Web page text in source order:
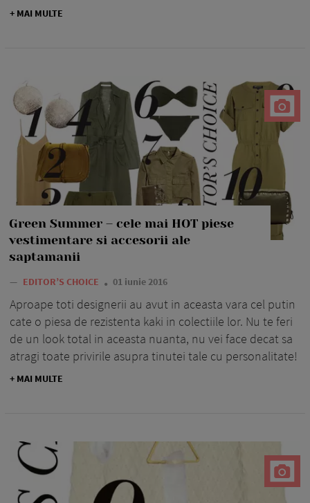
+ MAI MULTE
Green Summer – cele mai HOT piese
vestimentare si accesorii ale
saptamanii
— EDITOR’S CHOICE 01 iunie 2016
Aproape toti designerii au avut in aceasta vara cel putin
cate o piesa de rezistenta kaki in colectiile lor. Nu te feri
de un look total in aceasta nuanta, nu vei face decat sa
atragi toate privirile asupra tinutei tale cu personalitate!
+ MAI MULTE